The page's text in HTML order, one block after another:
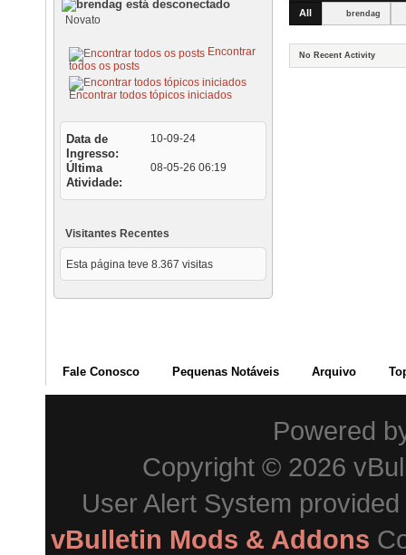
Novato
Encontrar
todos os posts
Encontrar todos tópicos iniciados
Data de
Ingresso
10-09-24
Última
Atividade
08-05-26 06:19
Visitantes Recentes
Esta página teve 8.367 visitas
All brendag
No Recent Activity
Fale Conosco Pequenas Notáveis Arquivo
Powered
Copyright © 2026
User Alert System
vBulletin Mods & Addons